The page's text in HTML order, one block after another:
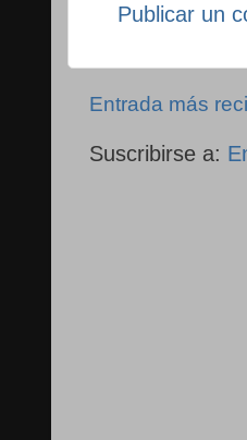
Publicar un
Entrada más
Suscribirse a: